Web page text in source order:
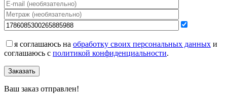
я соглашаюсь на обработку своих персональных данных и
соглашаюсь с политикой конфиденциальности.
Заказать
Ваш заказ отправлен!